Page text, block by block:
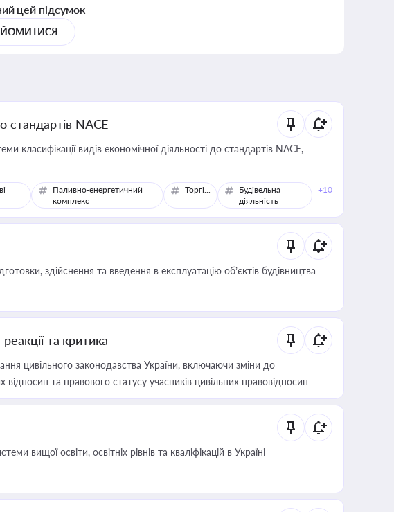
цей підсумок
стандартів NACE
класифікації видів економічної діяльності до стандартів NACE,
Паливно-енергетичний
комплекс
Торгівля
Будівельна
діяльність
+10
здійснення та введення в експлуатацію об’єктів будівництва
та критика
цивільного законодавства України, включаючи зміни до
та правового статусу учасників цивільних правовідносин
вищої освіти, освітніх рівнів та кваліфікацій в Україні